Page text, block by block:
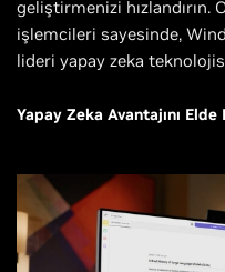
geliştirmenizi hızlandırın.
işlemcileri sayesinde,
lideri yapay zeka
Yapay Zeka Avantajını Elde